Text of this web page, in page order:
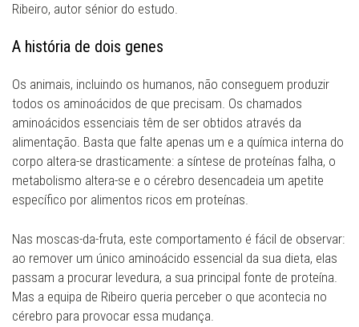
Ribeiro, autor sénior do estudo.
A história de dois genes
Os animais, incluindo os humanos, não conseguem produzir
todos os aminoácidos de que precisam. Os chamados
aminoácidos essenciais têm de ser obtidos através da
alimentação. Basta que falte apenas um e a química interna do
corpo altera-se drasticamente: a síntese de proteínas falha, o
metabolismo altera-se e o cérebro desencadeia um apetite
específico por alimentos ricos em proteínas.
Nas moscas-da-fruta, este comportamento é fácil de observar:
ao remover um único aminoácido essencial da sua dieta, elas
passam a procurar levedura, a sua principal fonte de proteína.
Mas a equipa de Ribeiro queria perceber o que acontecia no
cérebro para provocar essa mudança.